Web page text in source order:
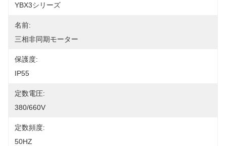
YBX3シリーズ
名前:
三相非同期モーター
保護度:
IP55
定数電圧:
380/660V
定数頻度:
50HZ